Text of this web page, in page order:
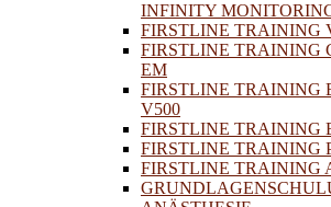
INFINITY
FIRSTLINE TRAINING
FIRSTLINE TRAINING
EM
FIRSTLINE TRAINING
V500
FIRSTLINE TRAINING
FIRSTLINE TRAINING
FIRSTLINE TRAINING